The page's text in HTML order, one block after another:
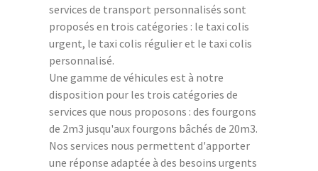
services de transport personnalisés sont
proposés en trois catégories : le taxi colis
urgent, le taxi colis régulier et le taxi colis
personnalisé.
Une gamme de véhicules est à notre
disposition pour les trois catégories de
services que nous proposons : des fourgons
de 2m3 jusqu'aux fourgons bâchés de 20m3.
Nos services nous permettent d'apporter
une réponse adaptée à des besoins urgents